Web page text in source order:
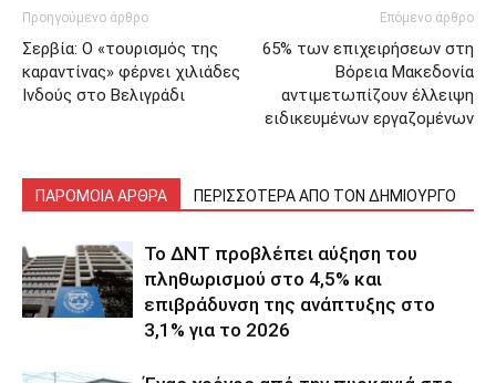
Προηγούμενο άρθρο
Σερβία: Ο «τουρισμός της
καραντίνας» φέρνει χιλιάδες
Ινδούς στο Βελιγράδι
Επόμενο άρθρο
65% των επιχειρήσεων στη
Βόρεια Μακεδονία
αντιμετωπίζουν έλλειψη
ειδικευμένων εργαζομένων
ΠΑΡΟΜΟΙΑ ΑΡΘΡΑ ΠΕΡΙΣΣΟΤΕΡΑ ΑΠΟ ΤΟΝ ΔΗΜΙΟΥΡΓΟ
Το ΔΝΤ προβλέπει αύξηση του
πληθωρισμού στο 4,5% και
επιβράδυνση της ανάπτυξης στο
3,1% για το 2026